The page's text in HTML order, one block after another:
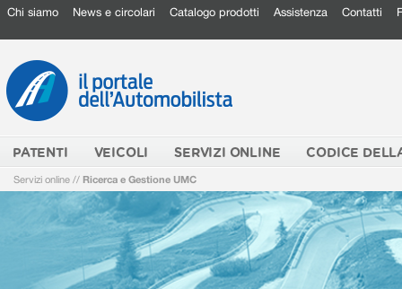
Chi siamo News e circolari Catalogo prodotti Assistenza Contatti
PATENTI VEICOLI SERVIZI ONLINE CODICE
Servizi online // Ricerca e Gestione UMC